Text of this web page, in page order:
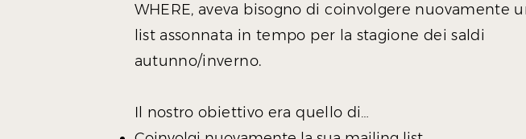
WHERE, aveva bisogno di coinvolgere nuovamente
list assonnata in tempo per la stagione dei saldi
autunno/inverno.
Il nostro obiettivo era quello di…